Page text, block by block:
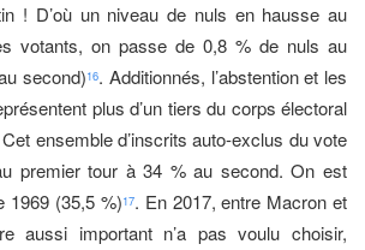
! D’où un niveau de nuls en hausse au
votants, on passe de 0,8 % de nuls au
second)16. Additionnés, l’abstention et les
plus d’un tiers du corps électoral
ensemble d’inscrits auto-exclus du vote
premier tour à 34 % au second. On est
1969 (35,5 %)17. En 2017, entre Macron et
aussi important n’a pas voulu choisir,